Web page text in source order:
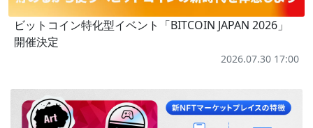
ビットコイン特化型イベント「BITCOIN JAPAN 2026」
開催決定
2026.07.30 17:00